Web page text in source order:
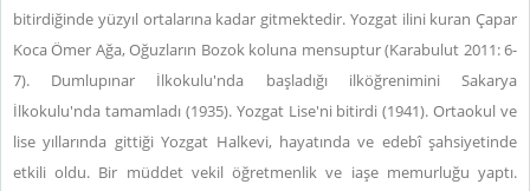
bitirdiğinde yüzyıl ortalarına kadar gitmektedir. Yozgat ilini kuran Çapar
Koca Ömer Ağa, Oğuzların Bozok koluna mensuptur (Karabulut 2011: 6-
7). Dumlupınar İlkokulu'nda başladığı ilköğrenimini Sakarya
İlkokulu'nda tamamladı (1935). Yozgat Lise'ni bitirdi (1941). Ortaokul ve
lise yıllarında gittiği Yozgat Halkevi, hayatında ve edebî şahsiyetinde
etkili oldu. Bir müddet vekil öğretmenlik ve iaşe memurluğu yaptı.